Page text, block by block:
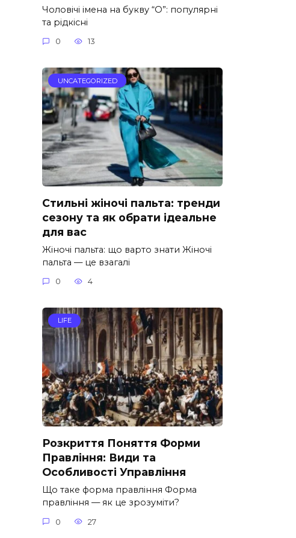
Чоловічі імена на букву “О”: популярні
та рідкісні
0 13
UNCATEGORIZED
Стильні жіночі пальта: тренди
сезону та як обрати ідеальне
для вас
Жіночі пальта: що варто знати Жіночі
пальта — це взагалі
0 4
LIFE
Розкриття Поняття Форми
Правління: Види та
Особливості Управління
Що таке форма правління Форма
правління — як це зрозуміти?
0 27